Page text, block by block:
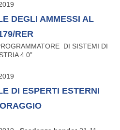
DEGLI AMMESSI AL
RER
DI SISTEMI DI
4.0”
DI ESPERTI ESTERNI